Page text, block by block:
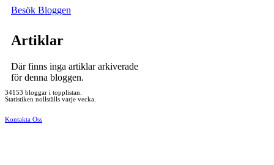
Besök Bloggen
Artiklar
Där finns inga artiklar arkiverade
för denna bloggen.
34153 bloggar i topplistan.
Statistiken nollställs varje vecka.
Kontakta Oss